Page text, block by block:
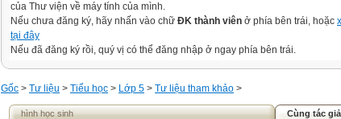
của Thư viện về máy tính của mình.
Nếu chưa đăng ký, hãy nhấn vào chữ ĐK thành viên ở phía bên trái, hoặc
tại đây
Nếu đã đăng ký rồi, quý vị có thể đăng nhập ở ngay phía bên trái.
Gốc > Tư liệu > Tiểu học > Lớp 5 > Tư liệu tham khảo >
hình học sinh Cùng tác giả